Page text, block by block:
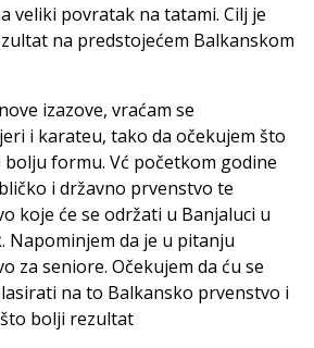
veliki povratak na tatami. Cilj je
na predstojećem Balkanskom
izazove, vraćam se
i karateu, tako da očekujem što
formu. Vć početkom godine
i državno prvenstvo te
koje će se održati u Banjaluci u
Napominjem da je u pitanju
za seniore. Očekujem da ću se
na to Balkansko prvenstvo i
bolji rezultat